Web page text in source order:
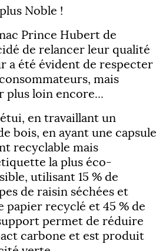
Noble !
Prince Hubert de
de relancer leur qualité
a été évident de respecter
mais
plus loin encore...
en travaillant un
bois, en ayant une capsule
recyclable mais
la plus éco-
utilisant 15 % de
de raisin séchées et
papier recyclé et 45 % de
permet de réduire
carbone et est produit